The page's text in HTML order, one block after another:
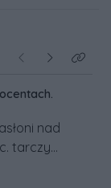
Poprzednie
NastępneKliknij
nad
tarczy
od 27